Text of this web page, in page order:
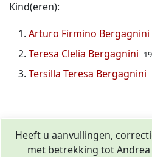
Kind(eren):
Arturo Firmino Bergagnini
Teresa Clelia Bergagnini
Tersilla Teresa Bergagnini
Heeft u aanvullingen,
met betrekking tot Andrea